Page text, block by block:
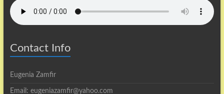
Contact Info
Eugenia Zamfir
Email: eugeniazamfir@yahoo.com